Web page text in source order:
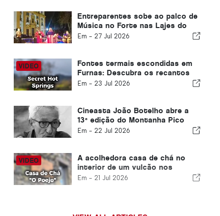
Entreparentes sobe ao palco de
Música no Forte nas Lajes do
Pico
Em - 27 Jul 2026
Fontes termais escondidas em
Furnas: Descubra os recantos
geotérmicos secretos de São
Em - 23 Jul 2026
Cineasta João Botelho abre a
13ª edição do Montanha Pico
Festival
Em - 22 Jul 2026
A acolhedora casa de chá no
interior de um vulcão nos
Açores que não pode deixar de
Em - 21 Jul 2026